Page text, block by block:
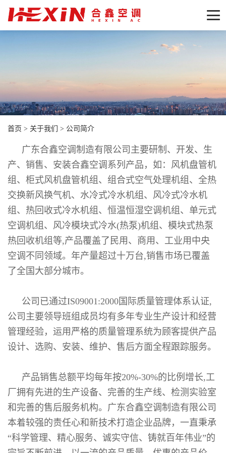
首页 > 关于我们 > 公司简介
广东合鑫空调制造有限公司主要研制、开发、生
产、销售、安装合鑫空调系列产品，如：风机盘管机
组、柜式风机盘管机组、组合式空气处理机组、全热
交换新风换气机、水冷式冷水机组、风冷式冷水机
组、热回收式冷水机组、恒温恒湿空调机组、单元式
空调机组、风冷模块式冷水(热泵)机组、模块式热泵
热回收机组等,产品覆盖了民用、商用、工业用中央
空调不同领域。年产量超过十万台,销售市场已覆盖
了全国大部分城市。
公司已通过IS09001:2000国际质量管理体系认证,
公司主要领导班组成员均有多年专业生产设计和经营
管理经验，运用严格的质量管理系统为顾客提供产品
设计、选购、安装、维护、售后方面全程跟踪服务。
产品销售总额平均每年按20%-30%的比例增长,工
厂拥有先进的生产设备、完善的生产线、检测实验室
和完善的售后服务机构。广东合鑫空调制造有限公司
本着较强的责任心和新技术打造企业品牌，一直秉承
“科学管理、精心服务、诚实守信、铸就百年伟业”的